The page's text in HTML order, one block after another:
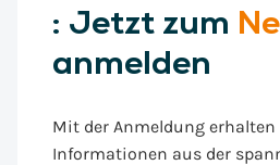
: Jetzt zum
anmelden
Mit der Anmeldung
Informationen aus der